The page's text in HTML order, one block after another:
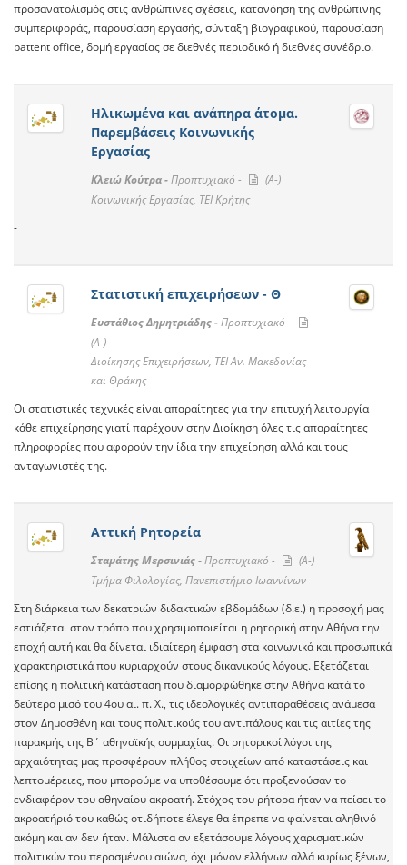
προσανατολισμός στις ανθρώπινες σχέσεις, κατανόηση της ανθρώπινης
συμπεριφοράς, παρουσίαση εργασής, σύνταξη βιογραφικού, παρουσίαση
pattent office, δομή εργασίας σε διεθνές περιοδικό ή διεθνές συνέδριο.
Ηλικωμένα και ανάπηρα άτομα.
Παρεμβάσεις Κοινωνικής
Εργασίας
Κλειώ Κούτρα -Προπτυχιακό -
(A-)
Κοινωνικής Εργασίας, ΤΕΙ Κρήτης
-
Στατιστική επιχειρήσεων - Θ
Ευστάθιος Δημητριάδης -Προπτυχιακό -
(A-)
Διοίκησης Επιχειρήσεων, ΤΕΙ Αν. Μακεδονίας
και Θράκης
Οι στατιστικές τεχνικές είναι απαραίτητες για την επιτυχή λειτουργία
κάθε επιχείρησης γιατί παρέχουν στην Διοίκηση όλες τις απαραίτητες
πληροφορίες που αφορούν την ίδια την επιχείρηση αλλά και τους
ανταγωνιστές της.
Αττική Ρητορεία
Σταμάτης Μερσινιάς -Προπτυχιακό -
(A-)
Τμήμα Φιλολογίας, Πανεπιστήμιο Ιωαννίνων
Στη διάρκεια των δεκατριών διδακτικών εβδομάδων (δ.ε.) η προσοχή μας
εστιάζεται στον τρόπο που χρησιμοποιείται η ρητορική στην Αθήνα την
εποχή αυτή και θα δίνεται ιδιαίτερη έμφαση στα κοινωνικά και προσωπικά
χαρακτηριστικά που κυριαρχούν στους δικανικούς λόγους. Εξετάζεται
επίσης η πολιτική κατάσταση που διαμορφώθηκε στην Αθήνα κατά το
δεύτερο μισό του 4ου αι. π. Χ., τις ιδεολογικές αντιπαραθέσεις ανάμεσα
στον Δημοσθένη και τους πολιτικούς του αντιπάλους και τις αιτίες της
παρακμής της Β΄ αθηναϊκής συμμαχίας. Οι ρητορικοί λόγοι της
αρχαιότητας μας προσφέρουν πλήθος στοιχείων από καταστάσεις και
λεπτομέρειες, που μπορούμε να υποθέσουμε ότι προξενούσαν το
ενδιαφέρον του αθηναίου ακροατή. Στόχος του ρήτορα ήταν να πείσει το
ακροατήριό του καθώς οτιδήποτε έλεγε θα έπρεπε να φαίνεται αληθινό
ακόμη και αν δεν ήταν. Μάλιστα αν εξετάσουμε λόγους χαρισματικών
πολιτικών του περασμένου αιώνα, όχι μόνον ελλήνων αλλά κυρίως ξένων,